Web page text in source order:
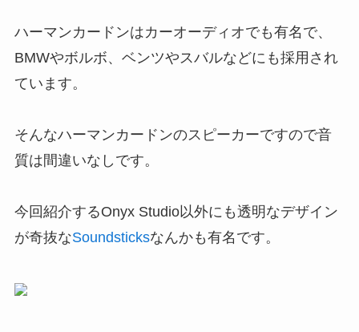
ハーマンカードンはカーオーディオでも有名で、
BMWやボルボ、ベンツやスバルなどにも採用され
ています。
そんなハーマンカードンのスピーカーですので音
質は間違いなしです。
今回紹介するOnyx Studio以外にも透明なデザイン
が奇抜なSoundsticksなんかも有名です。